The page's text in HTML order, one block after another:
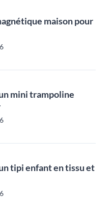
maison pour
mini trampoline
tipi enfant en tissu et